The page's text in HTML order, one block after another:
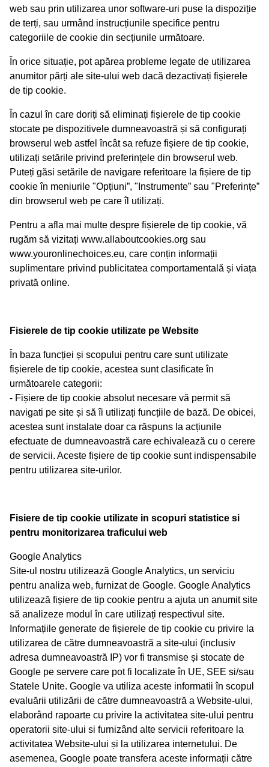
web sau prin utilizarea unor software-uri puse la dispoziție
de terți, sau urmând instrucțiunile specifice pentru
categoriile de cookie din secțiunile următoare.
În orice situație, pot apărea probleme legate de utilizarea
anumitor părți ale site-ului web dacă dezactivați fișierele
de tip cookie.
În cazul în care doriți să eliminați fișierele de tip cookie
stocate pe dispozitivele dumneavoastră și să configurați
browserul web astfel încât sa refuze fișiere de tip cookie,
utilizați setările privind preferințele din browserul web.
Puteți găsi setările de navigare referitoare la fișiere de tip
cookie în meniurile "Opțiuni”, "Instrumente” sau "Preferințe”
din browserul web pe care îl utilizați.
Pentru a afla mai multe despre fișierele de tip cookie, vă
rugăm să vizitați www.allaboutcookies.org sau
www.youronlinechoices.eu, care conțin informații
suplimentare privind publicitatea comportamentală și viața
privată online.
Fisierele de tip cookie utilizate pe Website
În baza funcției și scopului pentru care sunt utilizate
fișierele de tip cookie, acestea sunt clasificate în
următoarele categorii:
- Fișiere de tip cookie absolut necesare vă permit să
navigati pe site și să îi utilizați funcțiile de bază. De obicei,
acestea sunt instalate doar ca răspuns la acțiunile
efectuate de dumneavoastră care echivalează cu o cerere
de servicii. Aceste fișiere de tip cookie sunt indispensabile
pentru utilizarea site-urilor.
Fisiere de tip cookie utilizate in scopuri statistice si
pentru monitorizarea traficului web
Google Analytics
Site-ul nostru utilizează Google Analytics, un serviciu
pentru analiza web, furnizat de Google. Google Analytics
utilizează fișiere de tip cookie pentru a ajuta un anumit site
să analizeze modul în care utilizați respectivul site.
Informațiile generate de fișierele de tip cookie cu privire la
utilizarea de către dumneavoastră a site-ului (inclusiv
adresa dumneavoastră IP) vor fi transmise și stocate de
Google pe servere care pot fi localizate în UE, SEE si/sau
Statele Unite. Google va utiliza aceste informatii în scopul
evaluării utilizării de către dumneavoastră a Website-ului,
elaborând rapoarte cu privire la activitatea site-ului pentru
operatorii site-ului si furnizând alte servicii referitoare la
activitatea Website-ului și la utilizarea internetului. De
asemenea, Google poate transfera aceste informații către